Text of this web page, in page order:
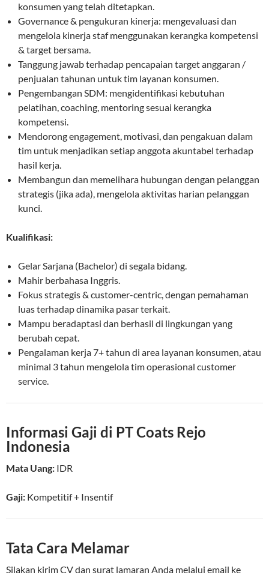
konsumen yang telah ditetapkan.
Governance & pengukuran kinerja: mengevaluasi dan
mengelola kinerja staf menggunakan kerangka kompetensi
& target bersama.
Tanggung jawab terhadap pencapaian target anggaran /
penjualan tahunan untuk tim layanan konsumen.
Pengembangan SDM: mengidentifikasi kebutuhan
pelatihan, coaching, mentoring sesuai kerangka
kompetensi.
Mendorong engagement, motivasi, dan pengakuan dalam
tim untuk menjadikan setiap anggota akuntabel terhadap
hasil kerja.
Membangun dan memelihara hubungan dengan pelanggan
strategis (jika ada), mengelola aktivitas harian pelanggan
kunci.
Kualifikasi:
Gelar Sarjana (Bachelor) di segala bidang.
Mahir berbahasa Inggris.
Fokus strategis & customer-centric, dengan pemahaman
luas terhadap dinamika pasar terkait.
Mampu beradaptasi dan berhasil di lingkungan yang
berubah cepat.
Pengalaman kerja 7+ tahun di area layanan konsumen, atau
minimal 3 tahun mengelola tim operasional customer
service.
Informasi Gaji di PT Coats Rejo
Indonesia
Mata Uang: IDR
Gaji: Kompetitif+ Insentif
Tata Cara Melamar
Silakan kirim CV dan surat lamaran Anda melalui email ke